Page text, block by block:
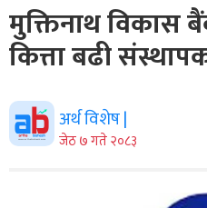
मुक्तिनाथ विकास
कित्ता बढी
अर्थ विशेष |
जेठ ७ गते २०८३